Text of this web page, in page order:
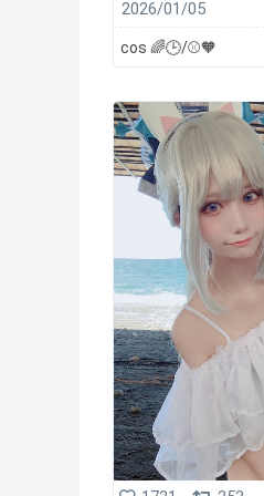
2026/01/05
cos 🌈🕒/⚾️🧡